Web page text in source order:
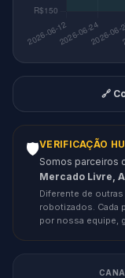
🔗
🛡️VERIFICAÇÃO
Somos parceiros
Mercado Livre,
Diferente de outras
robotizados. Cada
por nossa equipe,